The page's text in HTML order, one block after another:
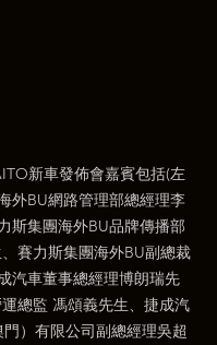
新車發佈會嘉賓包括(左
外BU網路管理部總經理李
斯集團海外BU品牌傳播部
賽力斯集團海外BU副總裁
汽車董事總經理博朗瑞先
總監 馮頌義先生、捷成汽
）有限公司副總經理吳超